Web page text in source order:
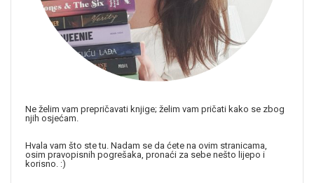
Ne želim vam prepričavati knjige; želim vam pričati kako se zbog
njih osjećam.
Hvala vam što ste tu. Nadam se da ćete na ovim stranicama,
osim pravopisnih pogrešaka, pronaći za sebe nešto lijepo i
korisno. :)